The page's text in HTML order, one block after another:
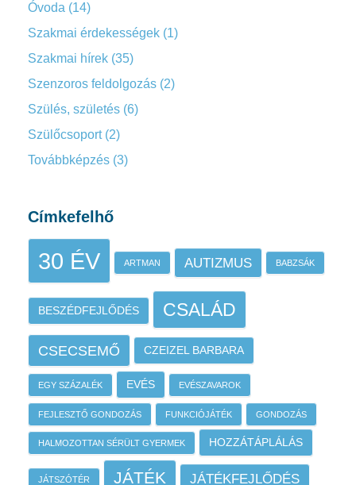
Óvoda (14)
Szakmai érdekességek (1)
Szakmai hírek (35)
Szenzoros feldolgozás (2)
Szülés, születés (6)
Szülőcsoport(2)
Továbbképzés (3)
Címkefelhő
30 ÉV ARTMAN AUTIZMUS BABZSÁK
BESZÉDFEJLŐDÉS CSALÁD
CSECSEMŐ CZEIZEL BARBARA
EGY SZÁZALÉK EVÉS EVÉSZAVAROK
FEJLESZTŐ GONDOZÁS FUNKCIÓJÁTÉK GONDOZÁS
HALMOZOTTAN SÉRÜLT GYERMEK HOZZÁTÁPLÁLÁS
JÁTSZÓTÉR JÁTÉK JÁTÉKFEJLŐDÉS